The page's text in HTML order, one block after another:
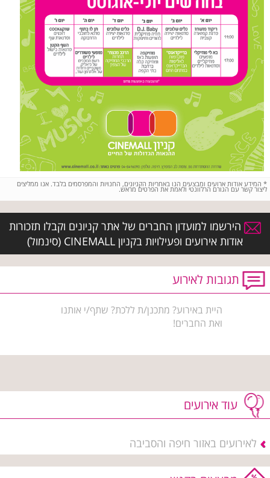
* המידע אודות ארועים ומבצעים הנו באחריות הקניונים, החנויות והמפרסמים בלבד. אנו ממליצים
ליצור קשר עם הגורם הרלוונטי ולאמת את הפרטים מראש.
הירשמו למועדון החברים של אתר קניונים וקבלו תזכורות
אודות אירועים ופעילויות בקניון CINEMALL (סינמול)
תגובות לאירוע
היית באירוע? מתכנן/ת ללכת? שתף/י אותנו
ואת החברים!
עוד אירועים
לאירועים באזור חיפה והסביבה